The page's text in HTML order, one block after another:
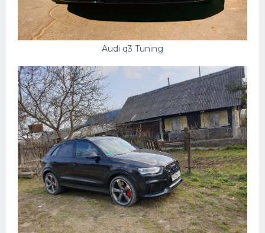
Audi q3 Tuning